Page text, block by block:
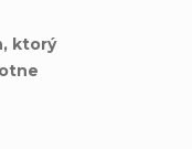
ktorý